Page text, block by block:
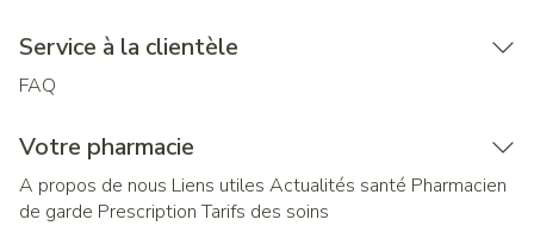
Service à la clientèle
FAQ
Votre pharmacie
A propos de nous Liens utiles Actualités santé Pharmacien
de garde Prescription Tarifs des soins